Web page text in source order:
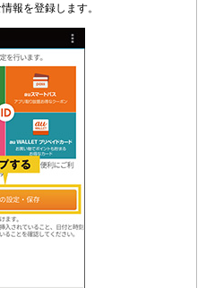
報を登録します。